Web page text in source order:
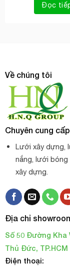
Đọc
Về chúng tôi
Chuyên cung
Lưới xây dựng,
nắng, lưới bóng
xây dựng.
Địa chỉ
Số 50 Đường Kha
Thủ Đức, TP.HCM
Điện thoại: